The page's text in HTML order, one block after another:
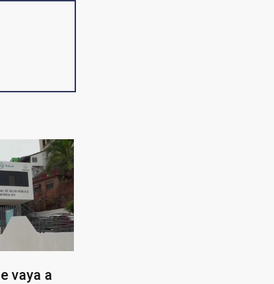
vaya a